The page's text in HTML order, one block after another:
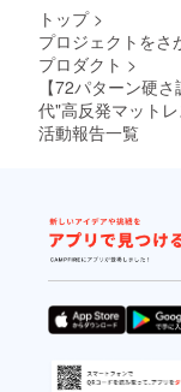
トップ >
プロジェクトをさ
プロダクト >
【72パターン硬
代"高反発マットレ
活動報告一覧